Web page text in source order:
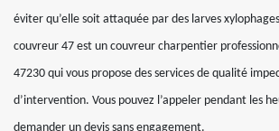
éviter qu’elle soit attaquée par des larves
couvreur 47 est un couvreur charpentier
47230 qui vous propose des services de qualité
d’intervention. Vous pouvez l’appeler pendant les
demander un devis sans engagement.